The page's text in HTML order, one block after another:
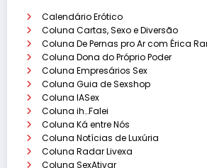
Calendário Erótico
Coluna Cartas, Sexo e Diversão
Coluna De Pernas pro Ar com Érica
Coluna Dona do Próprio Poder
Coluna Empresários Sex
Coluna Guia de Sexshop
Coluna IASex
Coluna ih…Falei
Coluna Ká entre Nós
Coluna Notícias de Luxúria
Coluna Radar Livexa
Coluna SexAtivar